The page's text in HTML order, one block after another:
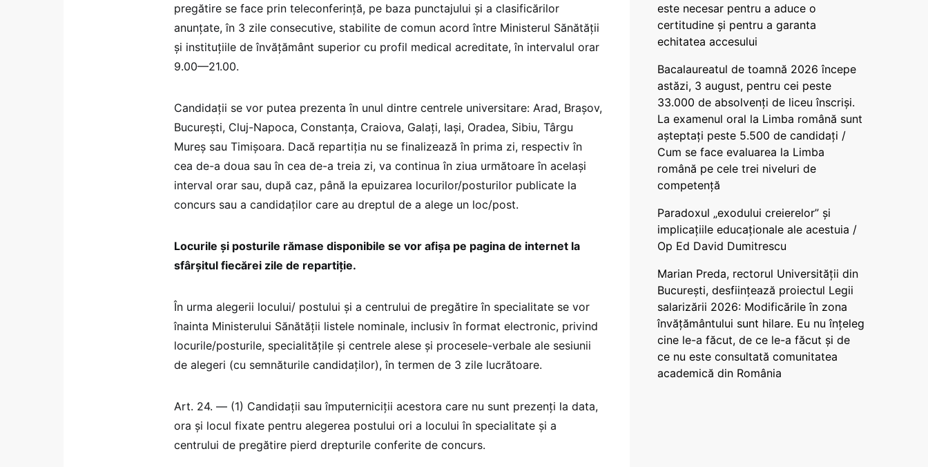
pregătire se face prin teleconferință, pe baza punctajului și a clasificărilor
anunțate, în 3 zile consecutive, stabilite de comun acord între Ministerul Sănătății
și instituțiile de învățământ superior cu profil medical acreditate, în intervalul orar
9.00—21.00.
Candidații se vor putea prezenta în unul dintre centrele universitare: Arad, Brașov,
București, Cluj-Napoca, Constanța, Craiova, Galați, Iași, Oradea, Sibiu, Târgu
Mureș sau Timișoara. Dacă repartiția nu se finalizează în prima zi, respectiv în
cea de-a doua sau în cea de-a treia zi, va continua în ziua următoare în același
interval orar sau, după caz, până la epuizarea locurilor/posturilor publicate la
concurs sau a candidaților care au dreptul de a alege un loc/post.
Locurile și posturile rămase disponibile se vor afișa pe pagina de internet la
sfârșitul fiecărei zile de repartiție.
În urma alegerii locului/ postului și a centrului de pregătire în specialitate se vor
înainta Ministerului Sănătății listele nominale, inclusiv în format electronic, privind
locurile/posturile, specialitățile și centrele alese și procesele-verbale ale sesiunii
de alegeri (cu semnăturile candidaților), în termen de 3 zile lucrătoare.
Art. 24. — (1) Candidații sau împuterniciții acestora care nu sunt prezenți la data,
ora și locul fixate pentru alegerea postului ori a locului în specialitate și a
centrului de pregătire pierd drepturile conferite de concurs.
este necesar pentru a aduce o
certitudine şi pentru a garanta
echitatea accesului
Bacalaureatul de toamnă 2026 începe
astăzi, 3 august, pentru cei peste
33.000 de absolvenți de liceu înscriși.
La examenul oral la Limba română sunt
așteptați peste 5.500 de candidați /
Cum se face evaluarea la Limba
română pe cele trei niveluri de
competență
Paradoxul „exodului creierelor” și
implicațiile educaționale ale acestuia /
Op Ed David Dumitrescu
Marian Preda, rectorul Universității din
București, desființează proiectul Legii
salarizării 2026: Modificările în zona
învățământului sunt hilare. Eu nu înțeleg
cine le-a făcut, de ce le-a făcut și de
ce nu este consultată comunitatea
academică din România